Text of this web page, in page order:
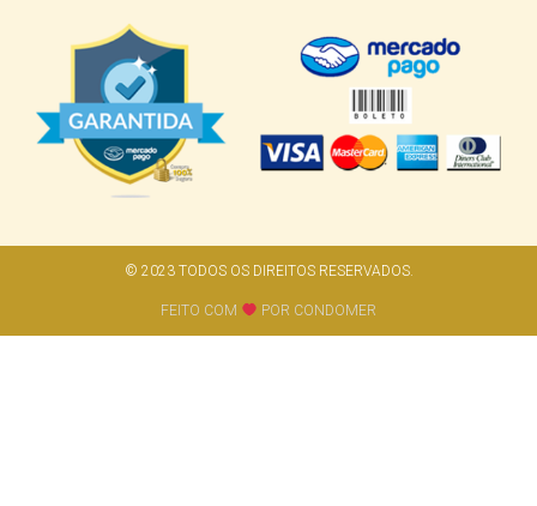
© 2023 TODOS OS DIREITOS RESERVADOS.
FEITO COM POR CONDOMER​